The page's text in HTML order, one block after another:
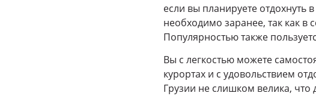
если вы планируете отдохнуть
необходимо заранее, так как
Популярностью также
Вы с легкостью можете
курортах и с удовольствием
Грузии не слишком велика,